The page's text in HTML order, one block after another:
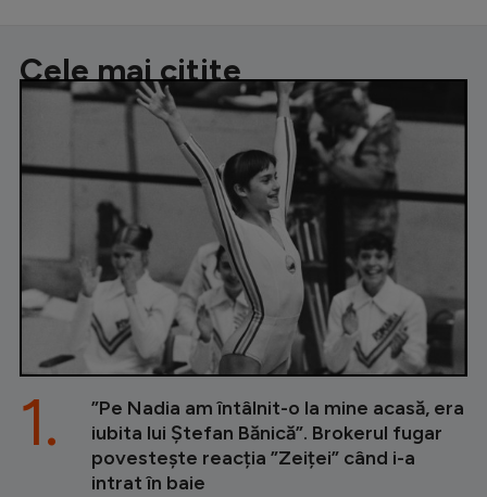
Cele mai citite
”Pe Nadia am întâlnit-o la mine acasă, era
iubita lui Ștefan Bănică”. Brokerul fugar
povestește reacția ”Zeiței” când i-a
intrat în baie
1.